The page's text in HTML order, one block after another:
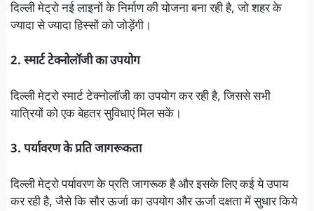
दिल्ली मेट्रो नई लाइनों के निर्माण की योजना बना रही है, जो शहर के
ज्यादा से ज्यादा हिस्सों को जोड़ेंगी।
2. स्मार्ट टेक्नोलॉजी का उपयोग
दिल्ली मेट्रो स्मार्ट टेक्नोलॉजी का उपयोग कर रही है, जिससे सभी
यात्रियों को एक बेहतर सुविधाएं मिल सकें।
3. पर्यावरण के प्रति जागरूकता
दिल्ली मेट्रो पर्यावरण के प्रति जागरूक है और इसके लिए कई ये उपाय
कर रही है, जैसे कि सौर ऊर्जा का उपयोग और ऊर्जा दक्षता में सुधार किये